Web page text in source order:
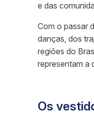
e das
Com o passar
danças, dos
regiões do
representam a
Os